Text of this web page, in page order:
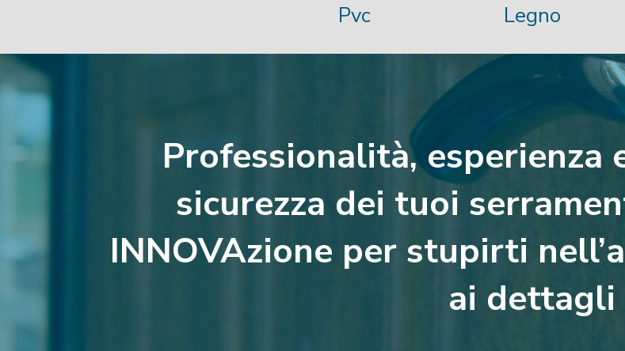
Pvc Legno
Professionalità, esperienza
sicurezza dei tuoi
INNOVAzione per stupirti
ai dettagli